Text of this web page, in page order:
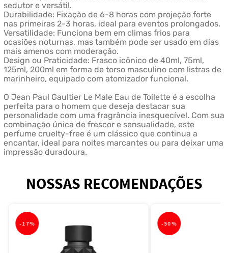
sedutor e versátil.
Durabilidade: Fixação de 6-8 horas com projeção forte
nas primeiras 2-3 horas, ideal para eventos prolongados.
Versatilidade: Funciona bem em climas frios para
ocasiões noturnas, mas também pode ser usado em dias
mais amenos com moderação.
Design ou Praticidade: Frasco icônico de 40ml, 75ml,
125ml, 200ml em forma de torso masculino com listras de
marinheiro, equipado com atomizador funcional.
O Jean Paul Gaultier Le Male Eau de Toilette é a escolha
perfeita para o homem que deseja destacar sua
personalidade com uma fragrância inesquecível. Com sua
combinação única de frescor e sensualidade, este
perfume cruelty-free é um clássico que continua a
encantar, ideal para noites marcantes ou para deixar uma
impressão duradoura.
NOSSAS RECOMENDAÇÕES
-17% -50%